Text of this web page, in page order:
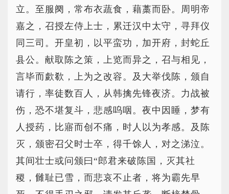
立。至服阕，常布衣蔬食，藉藁而卧。周明帝
嘉之，召授左侍上士，累迁汉中太守，寻拜仪
同三司。开皇初，以平蛮功，加开府，封蛇丘
县公。献取陈之策，上览而异之，召与相见，
言毕而歔欷，上为之改容。及大举伐陈，颁自
请行，率徒数百人，从韩擒先锋夜济。力战被
伤，恐不堪复斗，悲感呜咽。夜中因睡，梦有
人授药，比寤而创不痛，时人以为孝感。及陈
灭，颁密召父时士卒，得千馀人，对之涕泣。
其间壮士或问颁曰“郎君来破陈国，灭其社
稷，雠耻已雪，而悲哀不止者，将为霸先早